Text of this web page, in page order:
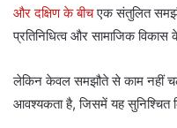
और दक्षिण के बीचएक संतुलित
प्रतिनिधित्व और सामाजिक
लेकिन केवल समझौते से काम नहीं
आवश्यकता है, जिसमें यह सुनिश्चित